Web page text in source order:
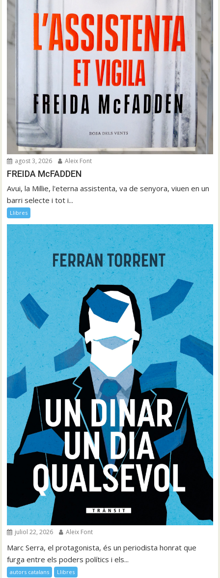
agost 3, 2026 Aleix Font
FREIDA McFADDEN
Avui, la Millie, l'eterna assistenta, va de senyora, viuen en un
barri selecte i tot i...
Llibres
juliol 22, 2026 Aleix Font
Marc Serra, el protagonista, és un periodista honrat que
furga entre els poders polítics i els...
autors catalans Llibres